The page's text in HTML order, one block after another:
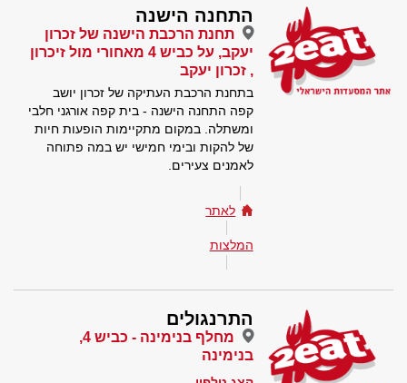
התחנה הישנה
תחנת הרכבת הישנה של זכרון
יעקב, על כביש 4 מאחורי מול זיכרון
, זכרון יעקב
בתחנת הרכבת העתיקה של זכרון יושב
קפה התחנה הישנה - בית קפה אורגני חלבי
ומשתלה. במקום מתקיימות הופעות חיות
של להקות ובימי חמישי יש במה פתוחה
לאמנים צעירים.
לאתר
המלצות
התרנגולים
מחלף בנימינה - כביש 4,
בנימינה